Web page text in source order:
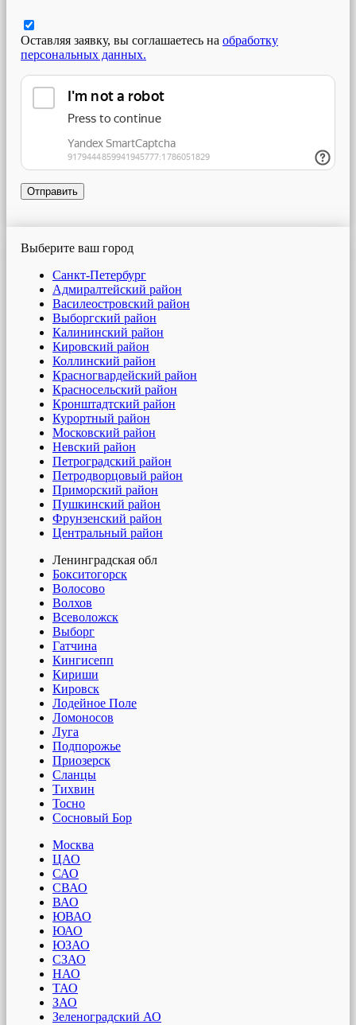
Оставляя заявку, вы соглашаетесь на обработку
персональных данных.
Отправить
Выберите ваш город
Санкт-Петербург
Адмиралтейский район
Василеостровский район
Выборгский район
Калининский район
Кировский район
Коллинский район
Красногвардейский район
Красносельский район
Кронштадтский район
Курортный район
Московский район
Невский район
Петроградский район
Петродворцовый район
Приморский район
Пушкинский район
Фрунзенский район
Центральный район
Ленинградская обл
Бокситогорск
Волосово
Волхов
Всеволожск
Выборг
Гатчина
Кингисепп
Кириши
Кировск
Лодейное Поле
Ломоносов
Луга
Подпорожье
Приозерск
Сланцы
Тихвин
Тосно
Сосновый Бор
Москва
ЦАО
САО
СВАО
ВАО
ЮВАО
ЮАО
ЮЗАО
СЗАО
НАО
ТАО
ЗАО
Зеленоградский АО